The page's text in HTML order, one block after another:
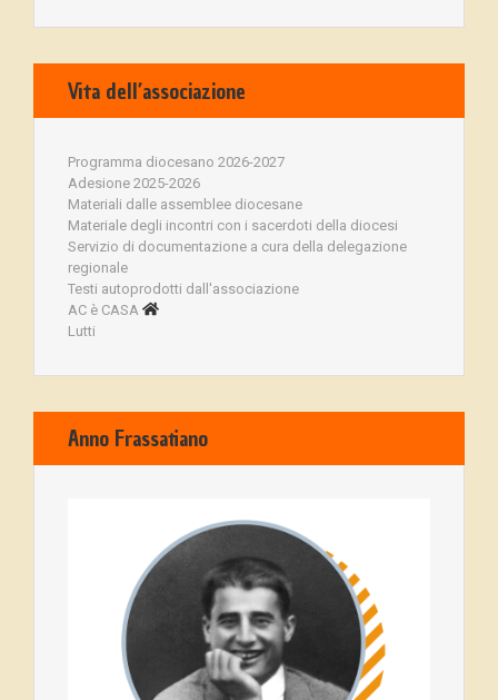
Vita dell’associazione
Programma diocesano 2026-2027
Adesione 2025-2026
Materiali dalle assemblee diocesane
Materiale degli incontri con i sacerdoti della diocesi
Servizio di documentazione a cura della delegazione
regionale
Testi autoprodotti dall'associazione
AC è CASA
Lutti
Anno Frassatiano